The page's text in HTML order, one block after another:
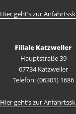
Hier geht’s zur
Filiale Katzweiler
Hauptstraße 39
67734 Katzweiler
Telefon: (06301) 1686
Hier geht’s zur